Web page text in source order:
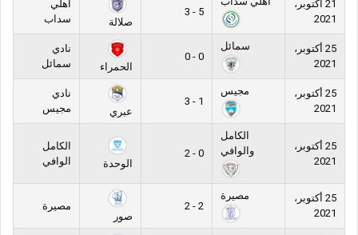
21 أكتوبر،
2021
5 - 3
صلالة
أهلي
سداب
25 أكتوبر،
2021
سمائل
0 - 0
الحمراء
نادي
سمائل
25 أكتوبر،
2021
مجيس
1 - 3
عبري
نادي
مجيس
25 أكتوبر،
2021
الكامل
والوافي
0 - 2
الوحدة
الكامل
الوافي
25 أكتوبر،
2021
مصيرة
2 - 2
صور
مصيرة